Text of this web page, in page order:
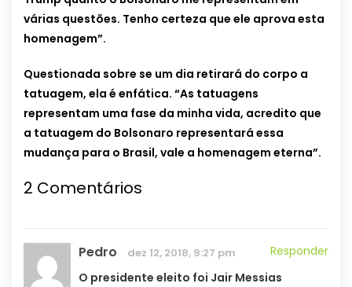
várias questões. Tenho certeza que ele aprova esta
homenagem”.
Questionada sobre se um dia retirará do corpo a
tatuagem, ela é enfática. “As tatuagens
representam uma fase da minha vida, acredito que
a tatuagem do Bolsonaro representará essa
mudança para o Brasil, vale a homenagem eterna”.
2 Comentários
Pedro dez 12, 2018, 9:27 pm
Responder
O presidente eleito foi Jair Messias